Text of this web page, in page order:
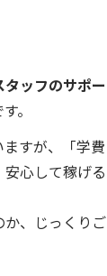
ッフのサポー
。
すが、「学費
心して稼げる
、じっくりご